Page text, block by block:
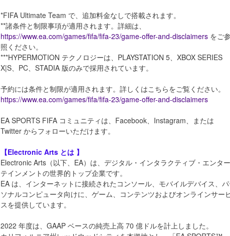
*FIFA Ultimate Team で、追加料金なしで搭載されます。
**諸条件と制限事項が適用されます。詳細は、
https://www.ea.com/games/fifa/fifa-23/game-offer-and-disclaimers をご参
照ください。
***HYPERMOTION テクノロジーは、PLAYSTATION 5、XBOX SERIES
X|S、PC、STADIA 版のみで採用されています。
予約には条件と制限が適用されます。詳しくはこちらをご覧ください。
https://www.ea.com/games/fifa/fifa-23/game-offer-and-disclaimers
EA SPORTS FIFA コミュニティは、Facebook、Instagram、または
Twitter からフォローいただけます。
【Electronic Arts とは 】
Electronic Arts（以下、EA）は、デジタル・インタラクティブ・エンター
テインメントの世界的トップ企業です。
EA は、インターネットに接続されたコンソール、モバイルデバイス、
ソナルコンピュータ向けに、ゲーム、コンテンツおよびオンラインサー
スを提供しています。
2022 年度は、GAAP ベースの純売上高 70 億ドルを計上しました。